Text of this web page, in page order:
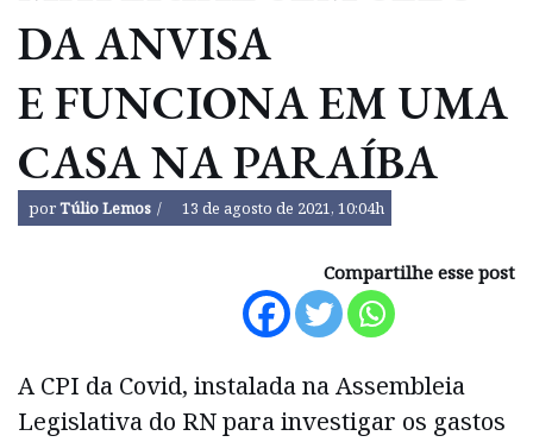
DA ANVISA
E FUNCIONA EM UMA
CASA NA PARAÍBA
porTúlio Lemos 13 de agosto de 2021, 10:04h
Compartilhe esse post
A CPI da Covid, instalada na Assembleia
Legislativa do RN para investigar os gastos